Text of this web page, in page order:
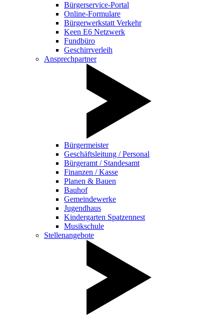
Bürgerservice-Portal
Online-Formulare
Bürgerwerkstatt Verkehr
Keen E6 Netzwerk
Fundbüro
Geschirrverleih
Ansprechpartner
Bürgermeister
Geschäftsleitung / Personal
Bürgeramt / Standesamt
Finanzen / Kasse
Planen & Bauen
Bauhof
Gemeindewerke
Jugendhaus
Kindergarten Spatzennest
Musikschule
Stellenangebote